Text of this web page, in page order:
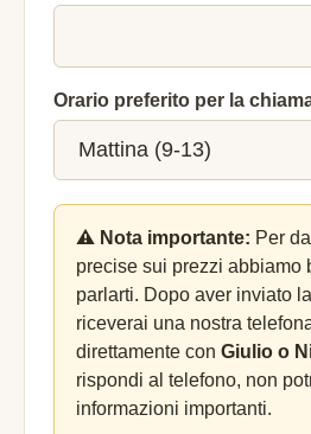
Orario preferito per la
⚠️ Nota importante: Per
precise sui prezzi abbiamo
parlarti. Dopo aver inviato
riceverai una nostra
direttamente con Giulio o
rispondi al telefono, non
informazioni importanti.